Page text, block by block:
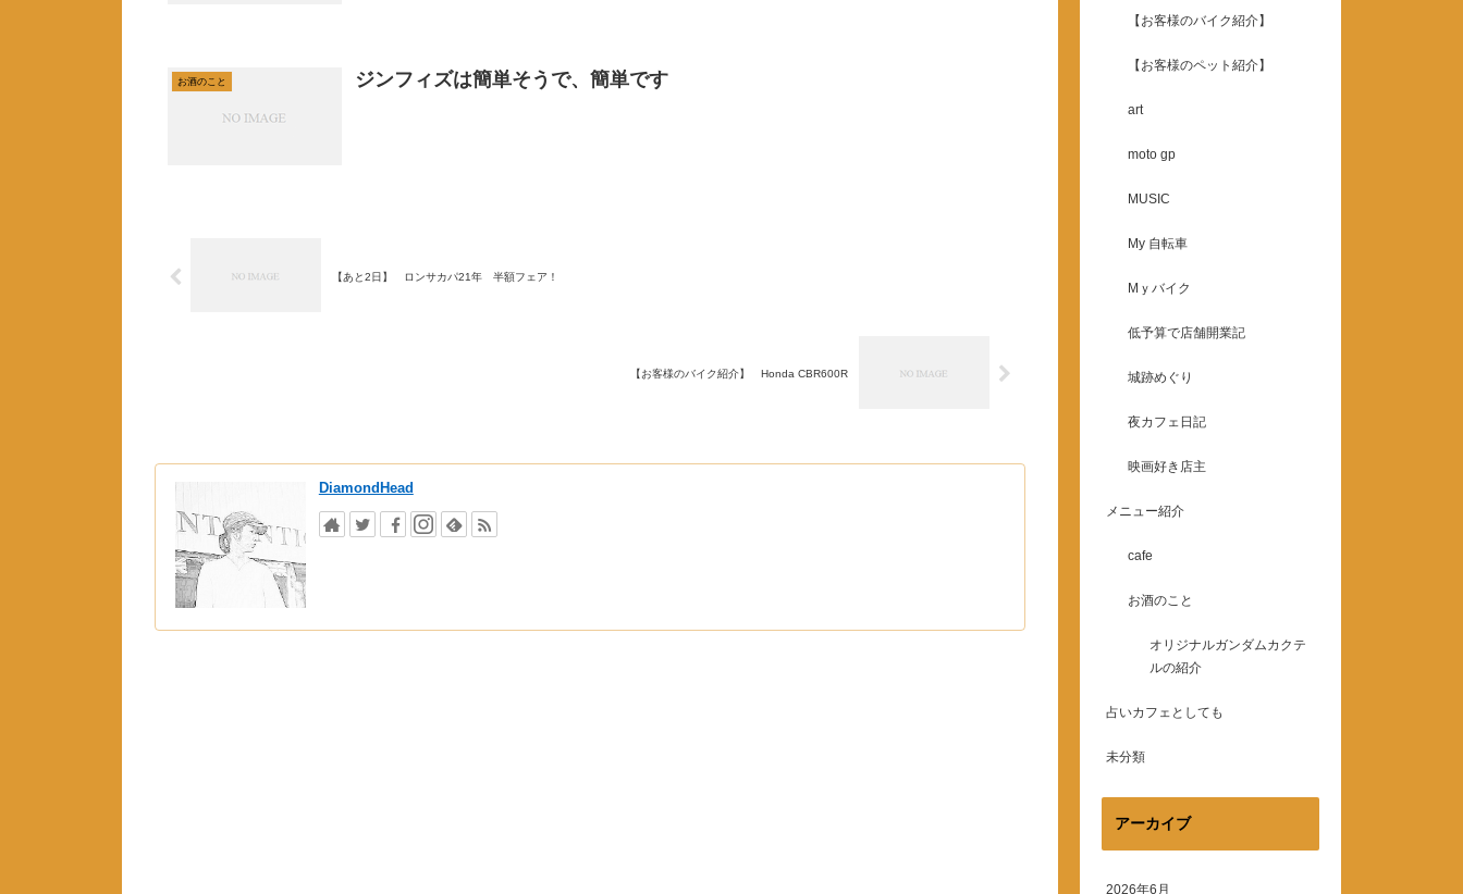
お酒のこと ジンフィズは簡単そうで、簡単です
【あと2日】 ロンサカパ21年 半額フェア！
【お客様のバイク紹介】 Honda CBR600R
DiamondHead
【お客様のバイク紹介】
【お客様のペット紹介】
art
moto gp
MUSIC
My 自転車
Mｙバイク
低予算で店舗開業記
城跡めぐり
夜カフェ日記
映画好き店主
メニュー紹介
cafe
お酒のこと
オリジナルガンダムカクテ
ルの紹介
占いカフェとしても
未分類
アーカイブ
2026年6月